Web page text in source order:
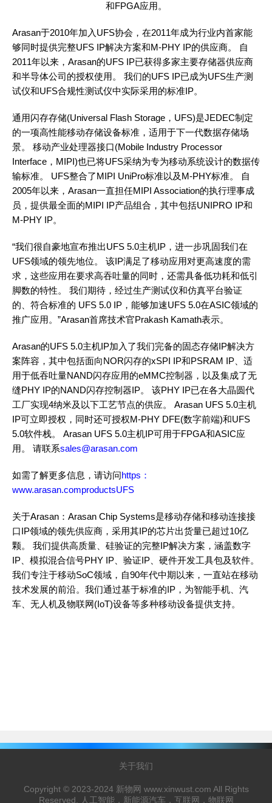
和FPGA应用。
Arasan于2010年加入UFS协会，在2011年成为行业内首家能
够同时提供完整UFS IP解决方案和M-PHY IP的供应商。 自
2011年以来，Arasan的UFS IP已获得多家主要存储器供应商
和半导体公司的授权使用。 我们的UFS IP已成为UFS生产测
试仪和UFS合规性测试仪中实际采用的标准IP。
通用闪存存储(Universal Flash Storage，UFS)是JEDEC制定
的一项高性能移动存储设备标准，适用于下一代数据存储场
景。 移动产业处理器接口(Mobile Industry Processor
Interface，MIPI)也已将UFS采纳为专为移动系统设计的数据传
输标准。 UFS整合了MIPI UniPro标准以及M-PHY标准。 自
2005年以来，Arasan一直担任MIPI Association的执行理事成
员，提供最全面的MIPI IP产品组合，其中包括UNIPRO IP和
M-PHY IP。
“我们很自豪地宣布推出UFS 5.0主机IP，进一步巩固我们在
UFS领域的领先地位。 该IP满足了移动应用对更高速度的需
求，这些应用在要求高吞吐量的同时，还需具备低功耗和低引
脚数的特性。 我们期待，经过生产测试仪和仿真平台验证
的、符合标准的 UFS 5.0 IP，能够加速UFS 5.0在ASIC领域的
推广应用。”Arasan首席技术官Prakash Kamath表示。
Arasan的UFS 5.0主机IP加入了我们完备的固态存储IP解决方
案阵容，其中包括面向NOR闪存的xSPI IP和PSRAM IP、适
用于低吞吐量NAND闪存应用的eMMC控制器，以及集成了无
缝PHY IP的NAND闪存控制器IP。 该PHY IP已在各大晶圆代
工厂实现4纳米及以下工艺节点的供应。 Arasan UFS 5.0主机
IP可立即授权，同时还可授权M-PHY DFE(数字前端)和UFS
5.0软件栈。 Arasan UFS 5.0主机IP可用于FPGA和ASIC应
用。 请联系sales@arasan.com
如需了解更多信息，请访问https：
www.arasan.comproductsUFS
关于Arasan：Arasan Chip Systems是移动存储和移动连接接
口IP领域的领先供应商，采用其IP的芯片出货量已超过10亿
颗。 我们提供高质量、硅验证的完整IP解决方案，涵盖数字
IP、模拟混合信号PHY IP、验证IP、硬件开发工具包及软件。
我们专注于移动SoC领域，自90年代中期以来，一直站在移动
技术发展的前沿。我们通过基于标准的IP，为智能手机、汽
车、无人机及物联网(IoT)设备等多种移动设备提供支持。
关于我们
Copyright © 2023-2024 新物网 www.xinwust.com All Rights
Reserved. 人工智能，新能源汽车，互联网，物联网